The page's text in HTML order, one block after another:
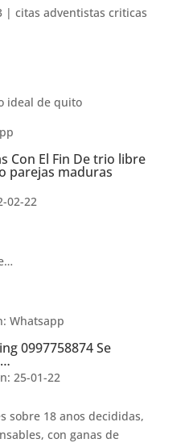
| citas adventistas criticas
ideal de quito
Con El Fin De trio libre
parejas maduras
02-22
Whatsapp
0997758874 Se
25-01-22
sobre 18 anos decididas,
con ganas de